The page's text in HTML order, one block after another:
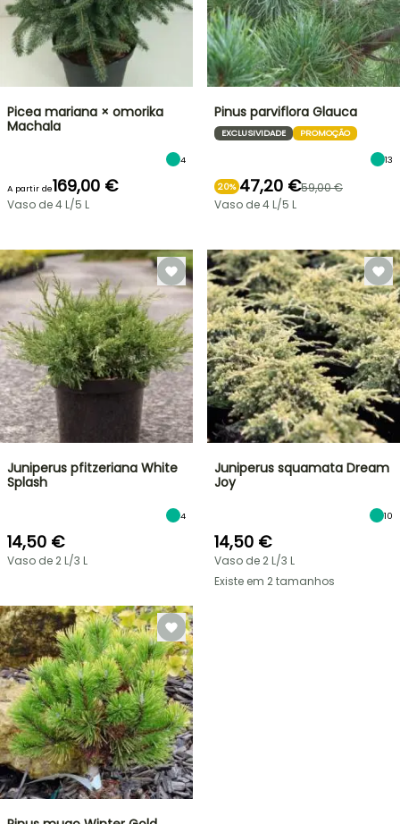
Picea mariana × omorika
Machala
4
A partir de169,00 €
Vaso de 4 L/5 L
Pinus parviflora Glauca
EXCLUSIVIDADE PROMOÇÃO
13
20% 47,20 €59,00 €
Vaso de 4 L/5 L
Juniperus pfitzeriana White
Splash
4
14,50 €
Vaso de 2 L/3 L
Juniperus squamata Dream
Joy
10
14,50 €
Vaso de 2 L/3 L
Existe em 2 tamanhos